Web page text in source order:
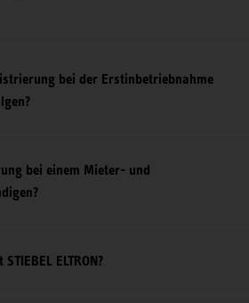
bei der Erstinbetriebnahme
bei einem Mieter- und
ELTRON?